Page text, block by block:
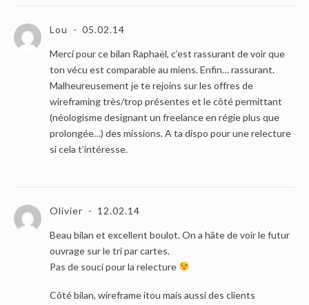
Lou 05.02.14
Merci pour ce bilan Raphaël, c’est rassurant de voir que
ton vécu est comparable au miens. Enfin… rassurant.
Malheureusement je te rejoins sur les offres de
wireframing très/trop présentes et le côté permittant
(néologisme designant un freelance en régie plus que
prolongée…) des missions. A ta dispo pour une relecture
si cela t’intéresse.
Olivier 12.02.14
Beau bilan et excellent boulot. On a hâte de voir le futur
ouvrage sur le tri par cartes.
Pas de souci pour la relecture
Côté bilan, wireframe itou mais aussi des clients